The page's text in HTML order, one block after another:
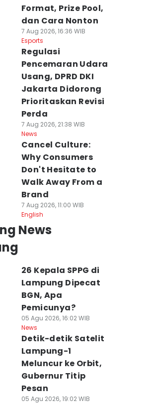
Format, Prize Pool,
dan Cara Nonton
7 Aug 2026, 16:36 WIB
Esports
Regulasi
Pencemaran Udara
Usang, DPRD DKI
Jakarta Didorong
Prioritaskan Revisi
Perda
7 Aug 2026, 21:38 WIB
News
Cancel Culture:
Why Consumers
Don't Hesitate to
Walk Away From a
Brand
7 Aug 2026, 11:00 WIB
English
News
26 Kepala SPPG di
Lampung Dipecat
BGN, Apa
Pemicunya?
05 Agu 2026, 16:02 WIB
News
Detik-detik Satelit
Lampung-1
Meluncur ke Orbit,
Gubernur Titip
Pesan
05 Agu 2026, 19:02 WIB